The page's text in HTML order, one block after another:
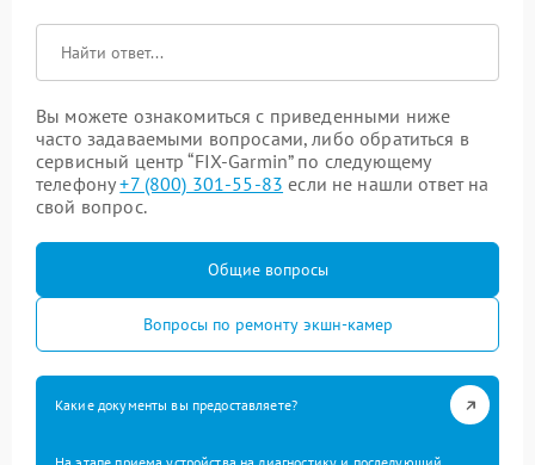
Вы можете ознакомиться с приведенными ниже
часто задаваемыми вопросами, либо обратиться в
сервисный центр “FIX-Garmin” по следующему
телефону+7 (800) 301-55-83 если не нашли ответ на
свой вопрос.
Общие вопросы
Вопросы по ремонту экшн-камер
Какие документы вы предоставляете?